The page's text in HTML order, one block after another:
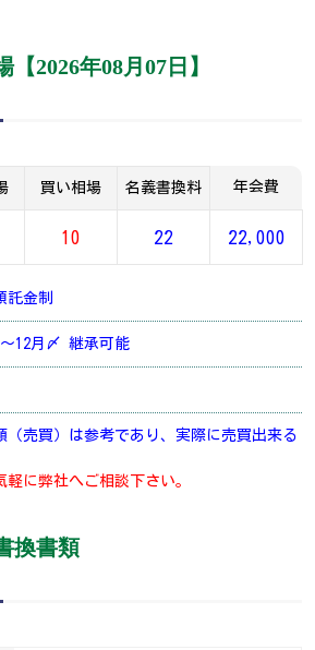
2026年08月07日】
買い相場 名義書換料 年会費
10 22 22,000
託金制
12月〆 継承可能
（売買）は参考であり、実際に売買出来る
に弊社へご相談下さい。
換書類